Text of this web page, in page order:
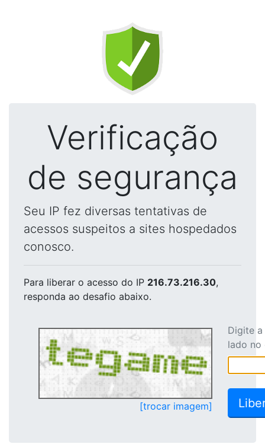
Verificação
de segurança
Seu IP fez diversas tentativas de
acessos suspeitos a sites hospedados
conosco.
Para liberar o acesso do IP 216.73.216.30,
responda ao desafio abaixo.
[trocar imagem]
Digite
lado no